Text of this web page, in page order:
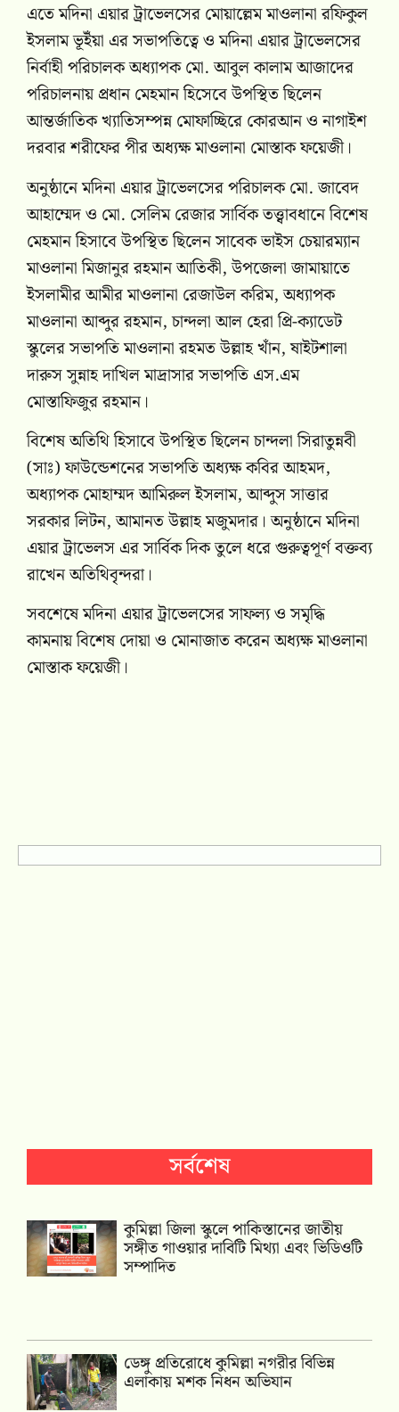
এতে মদিনা এয়ার ট্রাভেলসের মোয়াল্লেম মাওলানা রফিকুল
ইসলাম ভূইঁয়া এর সভাপতিত্বে ও মদিনা এয়ার ট্রাভেলসের
নির্বাহী পরিচালক অধ্যাপক মো. আবুল কালাম আজাদের
পরিচালনায় প্রধান মেহমান হিসেবে উপস্থিত ছিলেন
আন্তর্জাতিক খ্যাতিসম্পন্ন মোফাচ্ছিরে কোরআন ও নাগাইশ
দরবার শরীফের পীর অধ্যক্ষ মাওলানা মোস্তাক ফয়েজী।
অনুষ্ঠানে মদিনা এয়ার ট্রাভেলসের পরিচালক মো. জাবেদ
আহাম্মেদ ও মো. সেলিম রেজার সার্বিক তত্ত্বাবধানে বিশেষ
মেহমান হিসাবে উপস্থিত ছিলেন সাবেক ভাইস চেয়ারম্যান
মাওলানা মিজানুর রহমান আতিকী, উপজেলা জামায়াতে
ইসলামীর আমীর মাওলানা রেজাউল করিম, অধ্যাপক
মাওলানা আব্দুর রহমান, চান্দলা আল হেরা প্রি-ক্যাডেট
স্কুলের সভাপতি মাওলানা রহমত উল্লাহ খাঁন, ষাইটশালা
দারুস সুন্নাহ দাখিল মাদ্রাসার সভাপতি এস.এম
মোস্তাফিজুর রহমান।
বিশেষ অতিথি হিসাবে উপস্থিত ছিলেন চান্দলা সিরাতুন্নবী
(সাঃ) ফাউন্ডেশনের সভাপতি অধ্যক্ষ কবির আহমদ,
অধ্যাপক মোহাম্মদ আমিরুল ইসলাম, আব্দুস সাত্তার
সরকার লিটন, আমানত উল্লাহ মজুমদার। অনুষ্ঠানে মদিনা
এয়ার ট্রাভেলস এর সার্বিক দিক তুলে ধরে গুরুত্বপূর্ণ বক্তব্য
রাখেন অতিথিবৃন্দরা।
সবশেষে মদিনা এয়ার ট্রাভেলসের সাফল্য ও সমৃদ্ধি
কামনায় বিশেষ দোয়া ও মোনাজাত করেন অধ্যক্ষ মাওলানা
মোস্তাক ফয়েজী।
সর্বশেষ
কুমিল্লা জিলা স্কুলে পাকিস্তানের জাতীয়
সঙ্গীত গাওয়ার দাবিটি মিথ্যা এবং ভিডিওটি
সম্পাদিত
ডেঙ্গু প্রতিরোধে কুমিল্লা নগরীর বিভিন্ন
এলাকায় মশক নিধন অভিযান